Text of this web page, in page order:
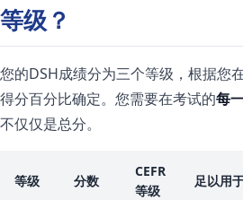
等级？
您的DSH成绩分为三个等级，根据您
得分百分比确定。您需要在考试的每
不仅仅是总分。
等级 分数
CEFR
等级
足以用